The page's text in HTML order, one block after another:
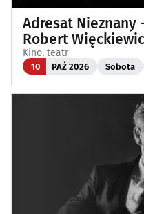
Adresat Nieznany
Robert
Kino, teatr
10 PAŹ 2026 Sobota